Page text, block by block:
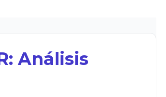
Análisis